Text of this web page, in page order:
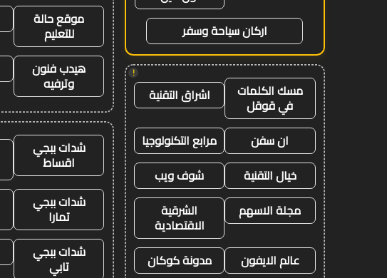
اركان سياحة وسفر
!
مسك الكلمات
في قوقل اشراق التقنية
ان سفن
مرابع التكنولوجيا
خيال التقنية
شوف ويب
مجلة الاسهم
الشرقية
الاقتصادية
عالم الايفون
مدونة كوكان
موقع حالة
للتعليم
هيدب فنون
وترفيه
شدات ببجي
اقساط
شدات ببجي
تمارا
شدات ببجي
تابي